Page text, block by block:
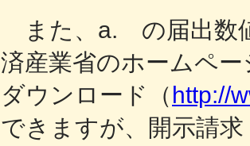
また、a. の届出数
済産業省のホームペ
ダウンロード（ http://
できますが、開示請求